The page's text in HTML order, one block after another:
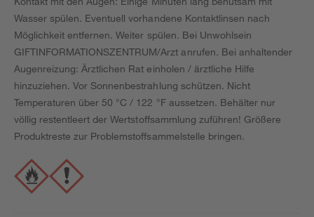
Wasser spülen. Eventuell vorhandene Kontaktlinsen nach
Möglichkeit entfernen. Weiter spülen. Bei Unwohlsein
GIFTINFORMATIONSZENTRUM/Arzt anrufen. Bei anhaltender
Augenreizung: Ärztlichen Rat einholen / ärztliche Hilfe
hinzuziehen. Vor Sonnenbestrahlung schützen. Nicht
Temperaturen über 50 °C / 122 °F aussetzen. Behälter nur
völlig restentleert der Wertstoffsammlung zuführen! Größere
Produktreste zur Problemstoffsammelstelle bringen.